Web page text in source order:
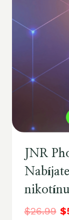
JNR
nikotínu
$26.99 $